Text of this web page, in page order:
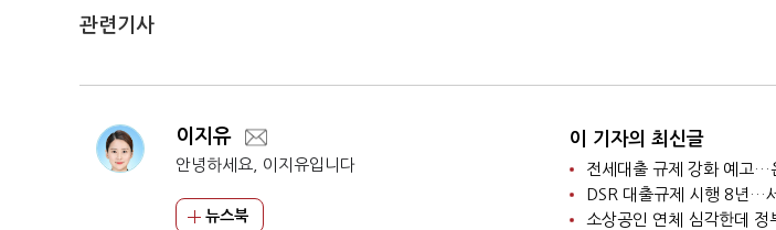
관련기사
이지유
안녕하세요, 이지유입니다
뉴스북
이 기자의 최신글
전세대출 규제 강화 예고…
DSR 대출규제 시행 8년…
소상공인 연체 심각한데 정